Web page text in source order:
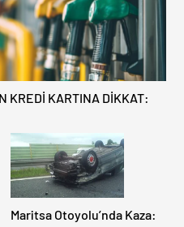
KREDİ KARTINA DİKKAT:
Maritsa Otoyolu’nda Kaza: